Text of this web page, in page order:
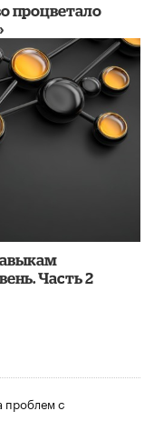
процветало
Часть 2
проблем с